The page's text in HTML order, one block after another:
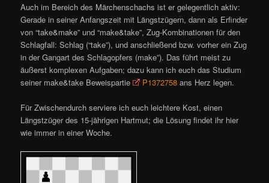
Auch im Bereich des Märchenschachs ist er gelegentlich aktiv:
Gerade in seiner Anfangszeit mit Längstzügern, dann als Erfinder
von “take&make” und “make&take”, Zug-Kombinationen für den
Schlagfall: Schlag (“take”), und anschließend bzw. vorher ein Zug
in der Gangart des Schlagopfers (make”). Das führt meist zu
äußerst komplexen Aufgaben; dazu kann ich euch das Studium
seiner make&take Beweispartie
P1372758 ans Herz legen.
Für Zwischendurch serviere ich euch leichtere Kost, einen
Längstzüger des 15-jährigen Hartmut; die Lösung findet ihr hier
wie immer in einer Woche.